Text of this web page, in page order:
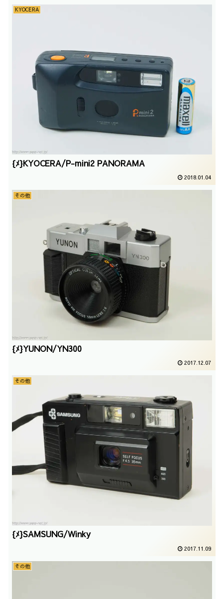
KYOCERA
{ﾒ}KYOCERA/P-mini2 PANORAMA
2018.01.04
その他
{ﾒ}YUNON/YN300
2017.12.07
その他
{ﾒ}SAMSUNG/Winky
2017.11.09
その他